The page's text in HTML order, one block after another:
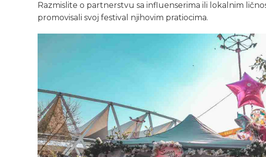
Razmislite o partnerstvu sa influenserima ili lokalnim
promovisali svoj festival njihovim pratiocima.